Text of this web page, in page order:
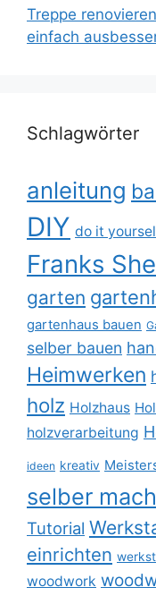
Treppe
einfach
Schlagwörter
anleitung
DIY do it
Franks
garten
gartenhaus bauen
selber bauen
Heimwerken
holz Holzhaus
holzverarbeitung
ideen kreativ
selber
Tutorial
einrichten
woodwork